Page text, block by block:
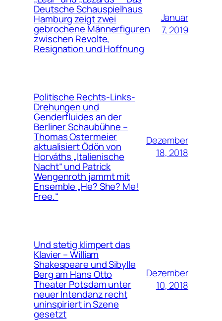
Deutsche Schauspielhaus
Hamburg zeigt zwei
gebrochene Männerfiguren
zwischen Revolte,
Resignation und Hoffnung
Januar
7, 2019
Politische Rechts-Links-
Drehungen und
Genderfluides an der
Berliner Schaubühne –
Thomas Ostermeier
aktualisiert Ödön von
Horváths „Italienische
Nacht“ und Patrick
Wengenroth jammt mit
Ensemble „He? She? Me!
Free.“
Dezember
18, 2018
Und stetig klimpert das
Klavier – William
Shakespeare und Sibylle
Berg am Hans Otto
Theater Potsdam unter
neuer Intendanz recht
uninspiriert in Szene
gesetzt
Dezember
10, 2018